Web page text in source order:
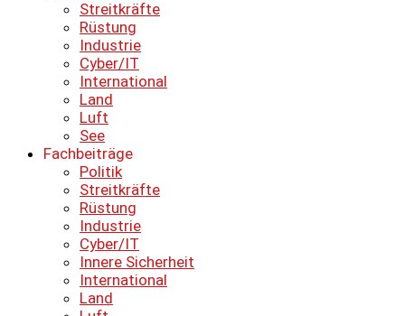
Streitkräfte
Rüstung
Industrie
Cyber/IT
International
Land
Luft
See
Fachbeiträge
Politik
Streitkräfte
Rüstung
Industrie
Cyber/IT
Innere Sicherheit
International
Land